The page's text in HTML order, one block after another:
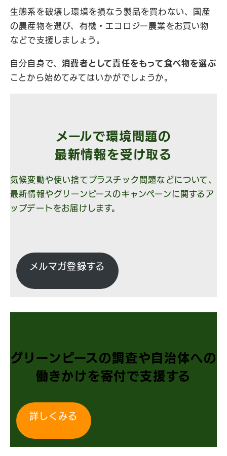
生態系を破壊し環境を損なう製品を買わない、国産
の農産物を選び、有機・エコロジー農業をお買い物
などで支援しましょう。
自分自身で、消費者として責任をもって食べ物を選ぶ
ことから始めてみてはいかがでしょうか。
メールで環境問題の
最新情報を受け取る
気候変動や使い捨てプラスチック問題などについて、
最新情報やグリーンピースのキャンペーンに関するア
ップデートをお届けします。
メルマガ登録する
グリーンピースの調査や自治体への
働きかけを寄付で支援する
詳しくみる